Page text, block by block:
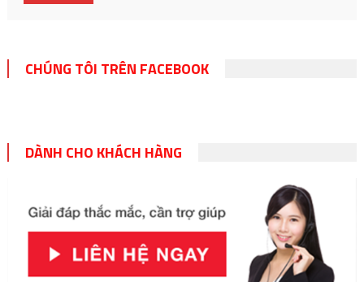
CHÚNG TÔI TRÊN FACEBOOK
DÀNH CHO KHÁCH HÀNG